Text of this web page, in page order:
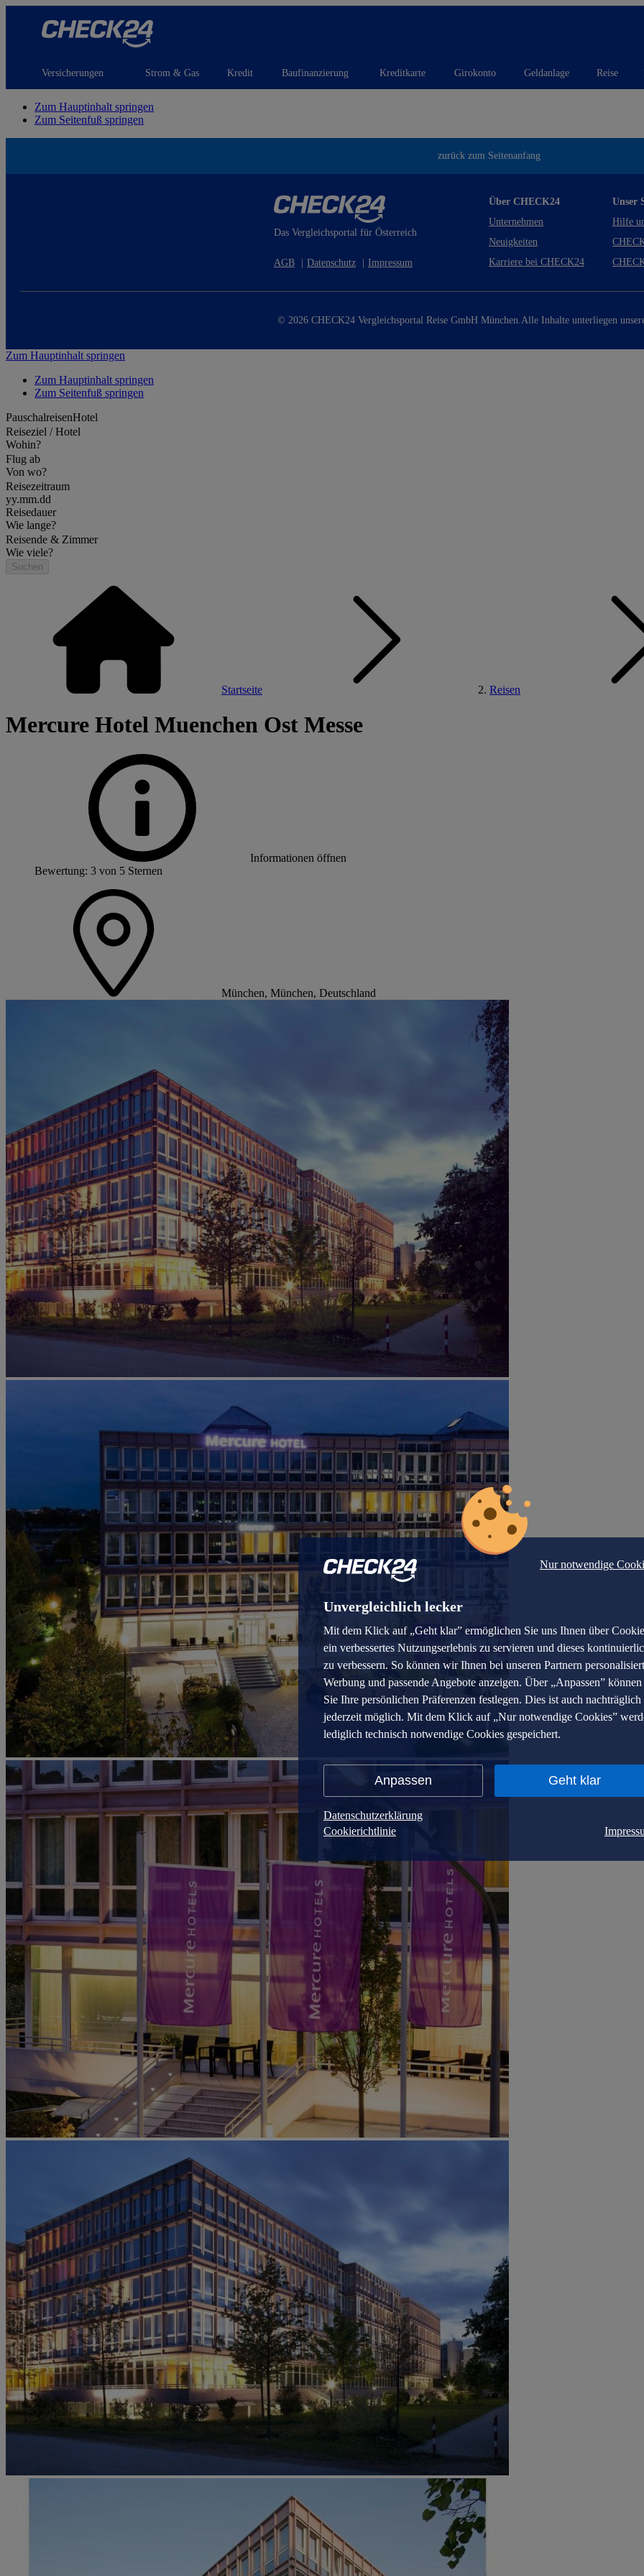
Versicherungen Strom & Gas Kredit Baufinanzierung Kreditkarte Girokonto Geldanlage Reise
Nur notwendige
Unvergleichlich lecker
Mit dem Klick auf „Geht klar” ermöglichen Sie uns Ihnen über
ein verbessertes Nutzungserlebnis zu servieren und dieses
zu verbessern. So können wir Ihnen bei unseren Partnern
Werbung und passende Angebote anzeigen. Über „Anpassen” können
Sie Ihre persönlichen Präferenzen festlegen. Dies ist auch nachträglich
jederzeit möglich. Mit dem Klick auf „Nur notwendige Cookies”
lediglich technisch notwendige Cookies gespeichert.
Anpassen Geht klar
Datenschutzerklärung
Cookierichtlinie
Zum Hauptinhalt springen
Zum Seitenfuß springen
zurück zum Seitenanfang
Das Vergleichsportal für Österreich
AGB Datenschutz Impressum
Über CHECK24
Unternehmen
Neuigkeiten
Karriere bei CHECK24
Unser
Hilfe
© 2026 CHECK24 Vergleichsportal Reise GmbH München.Alle Inhalte unterliegen
Zum Hauptinhalt springen
Zum Hauptinhalt springen
Zum Seitenfuß springen
PauschalreisenHotel
Reiseziel / Hotel
Wohin?
Flug ab
Von wo?
Reisezeitraum
yy.mm.dd
Reisedauer
Wie lange?
Reisende & Zimmer
Wie viele?
Suchen
Startseite Reisen
Mercure Hotel Muenchen Ost Messe
Informationen öffnen
Bewertung: 3 von 5 Sternen
München, München, Deutschland